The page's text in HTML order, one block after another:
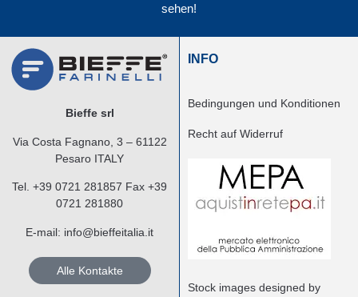
sehen!
Bieffe srl
Via Costa Fagnano, 3 – 61122
Pesaro ITALY
Tel. +39 0721 281857 Fax +39
0721 281880
E-mail: info@bieffeitalia.it
Alle Kontakte
INFO
Bedingungen und Konditionen
Recht auf Widerruf
Stock images designed by